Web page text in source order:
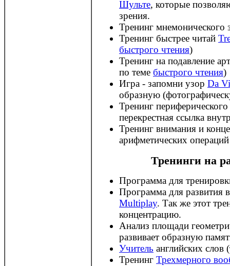
Шульте, которые
зрения.
Тренинг мнемонического
Тренинг быстрее читай
быстрого чтения)
Тренинг на подавление
по теме быстрого чтения)
Игра - запомни узор Da
образную
Тренинг периферического
перекрестная ссылка
Тренинг внимания и
арифметических
Тренинги на
Программа для
Программа для развития
Multiplay. Так же этот
концентрацию.
Анализ площади
развивает образную
Учитель английских слов
Тренинг Трехмерного